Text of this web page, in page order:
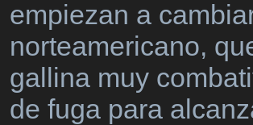
empiezan a
norteamericano,
gallina muy
de fuga para